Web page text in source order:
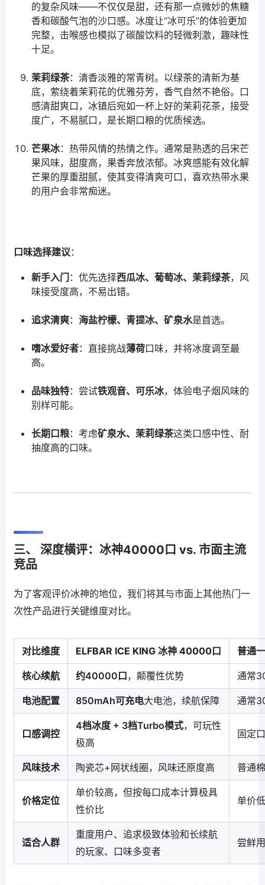
的复杂风味——不仅仅是甜，还有那一点微妙的焦糖
香和碳酸气泡的沙口感。冰度让“冰可乐”的体验更加
完整，击喉感也模拟了碳酸饮料的轻微刺激，趣味性
十足。
茉莉绿茶：清香淡雅的常青树。以绿茶的清新为基
底，萦绕着茉莉花的优雅芬芳，香气自然不艳俗。口
感清甜爽口，冰镇后宛如一杯上好的茉莉花茶，接受
度广，不易腻口，是长期口粮的优质候选。
芒果冰：热带风情的热情之作。通常是熟透的吕宋芒
果风味，甜度高，果香奔放浓郁。冰爽感能有效化解
芒果的厚重甜腻，使其变得清爽可口，喜欢热带水果
的用户会非常痴迷。
口味选择建议：
新手入门 ：优先选择西瓜冰、葡萄冰、茉莉绿茶，风
味接受度高，不易出错。
追求清爽：海盐柠檬、青提冰、矿泉水是首选。
嗜冰爱好者：直接挑战薄荷口味，并将冰度调至最
高。
品味独特：尝试铁观音、可乐冰，体验电子烟风味的
别样可能。
长期口粮：考虑矿泉水、茉莉绿茶这类口感中性、耐
抽度高的口味。
三、 深度横评：冰神40000口 vs. 市面主流
竞品
为了客观评价冰神的地位，我们将其与市面上其他热门一
次性产品进行关键维度对比。
对比维度 ELFBAR ICE KING 冰神 40000口 普通
核心续航 约40000口，颠覆性优势 通常
电池配置 850mAh可充电大电池，续航保障 通常
口感调控
4档冰度 + 3档Turbo模式，可玩性
极高
固定
风味技术 陶瓷芯+网状线圈，风味还原度高 普通
价格定位
单价较高，但按每口成本计算极具
性价比
单价
适合人群
重度用户、追求极致体验和长续航
的玩家、口味多变者
尝鲜